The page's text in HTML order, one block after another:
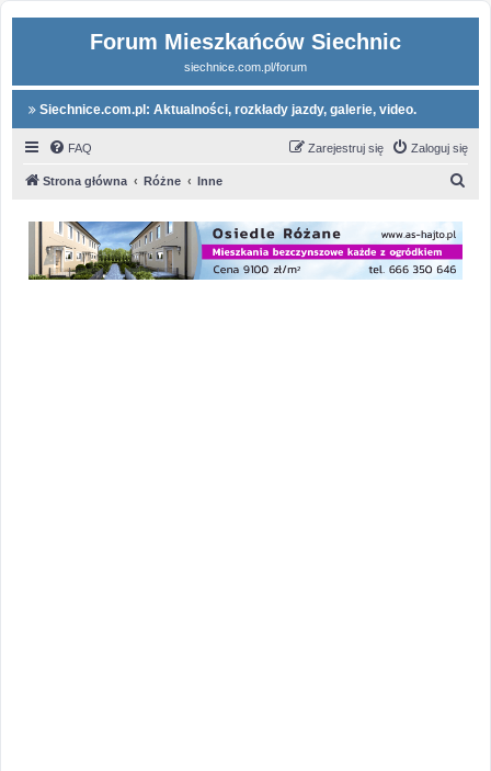
Forum Mieszkańców Siechnic
siechnice.com.pl/forum
Siechnice.com.pl: Aktualności, rozkłady jazdy, galerie, video.
FAQ Zaloguj się
Zarejestruj się
Strona główna Różne Inne